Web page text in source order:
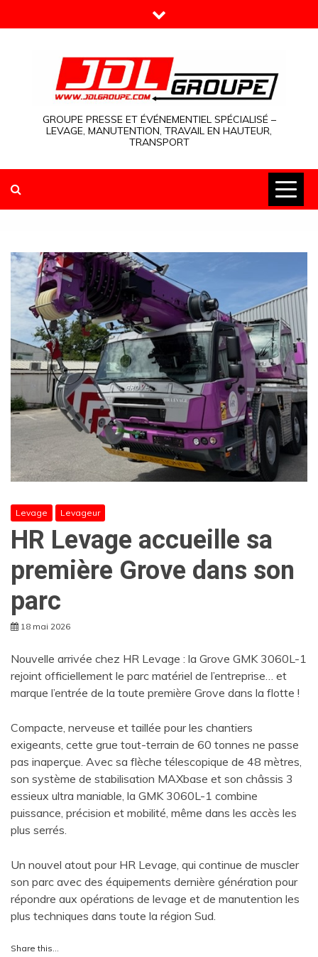
to
GROUPE PRESSE ET ÉVÉNEMENTIEL SPÉCIALISÉ –
LEVAGE, MANUTENTION, TRAVAIL EN HAUTEUR,
TRANSPORT
Levage Levageur
HR Levage accueille sa
première Grove dans son
parc
18 mai 2026
Nouvelle arrivée chez HR Levage : la Grove GMK 3060L-1
rejoint officiellement le parc matériel de l’entreprise… et
marque l’entrée de la toute première Grove dans la flotte !
Compacte, nerveuse et taillée pour les chantiers
exigeants, cette grue tout-terrain de 60 tonnes ne passe
pas inaperçue. Avec sa flèche télescopique de 48 mètres,
son système de stabilisation MAXbase et son châssis 3
essieux ultra maniable, la GMK 3060L-1 combine
puissance, précision et mobilité, même dans les accès les
plus serrés.
Un nouvel atout pour HR Levage, qui continue de muscler
son parc avec des équipements dernière génération pour
répondre aux opérations de levage et de manutention les
plus techniques dans toute la région Sud.
Share this…